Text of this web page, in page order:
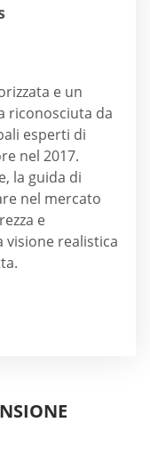
e un
riconosciuta da
esperti di
nel 2017.
la guida di
nel mercato
e
visione realistica